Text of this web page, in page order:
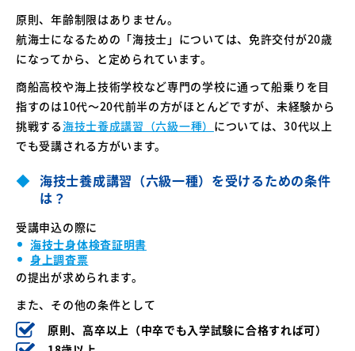
原則、年齢制限はありません。
航海士になるための「海技士」については、免許交付が20歳
になってから、と定められています。
商船高校や海上技術学校など専門の学校に通って船乗りを目
指すのは10代〜20代前半の方がほとんどですが、未経験から
挑戦する海技士養成講習（六級一種） については、30代以上
でも受講される方がいます。
海技士養成講習（六級一種）を受けるための条件
は？
受講申込の際に
海技士身体検査証明書
身上調査票
の提出が求められます。
また、その他の条件として
原則、高卒以上（中卒でも入学試験に合格すれば可）